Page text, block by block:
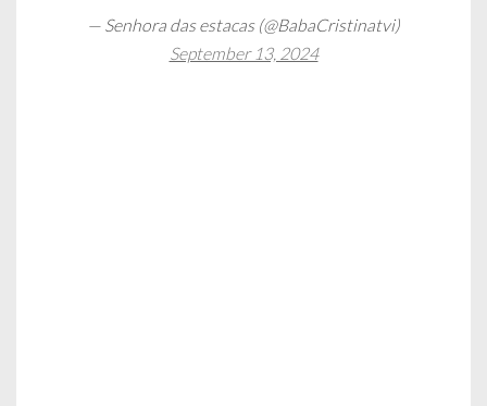
— Senhora das estacas (@BabaCristinatvi)
September 13, 2024